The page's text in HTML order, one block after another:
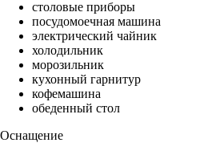
столовые приборы
посудомоечная машина
электрический чайник
холодильник
морозильник
кухонный гарнитур
кофемашина
обеденный стол
Оснащение